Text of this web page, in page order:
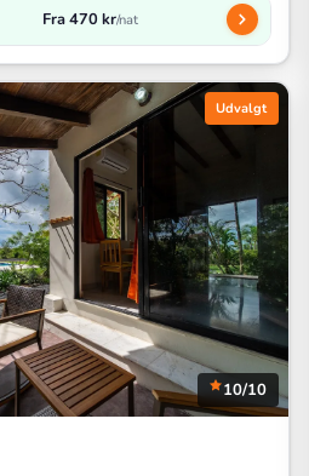
Fra 470 kr/nat
Udvalgt
10/10